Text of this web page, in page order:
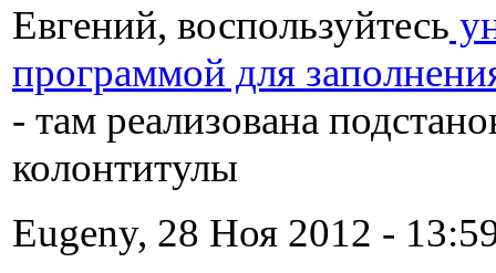
Евгений, воспользуйтесь
программой для
- там реализована
колонтитулы
Eugeny, 28 Ноя 2012 -